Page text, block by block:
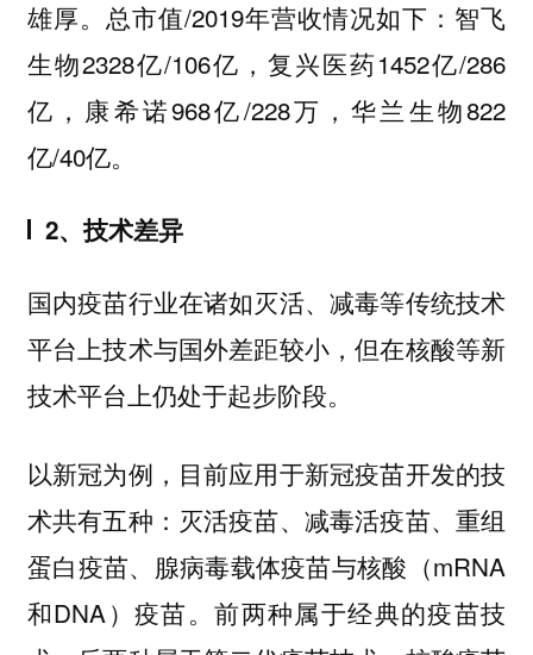
雄厚。总市值/2019年营收情况如下：智飞
生物2328亿/106亿，复兴医药1452亿/286
亿，康希诺968亿/228万，华兰生物822
亿/40亿。
2、技术差异
国内疫苗行业在诸如灭活、减毒等传统技术
平台上技术与国外差距较小，但在核酸等新
技术平台上仍处于起步阶段。
以新冠为例，目前应用于新冠疫苗开发的技
术共有五种：灭活疫苗、减毒活疫苗、重组
蛋白疫苗、腺病毒载体疫苗与核酸（mRNA
和DNA）疫苗。前两种属于经典的疫苗技